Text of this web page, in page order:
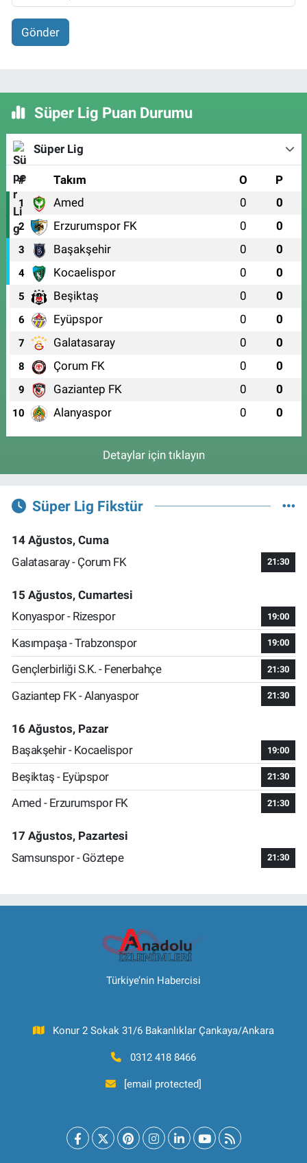
Gönder
Süper Lig Puan Durumu
Süper Lig
# Takım O P
1 Amed 0 0
2 Erzurumspor FK 0 0
3 Başakşehir 0 0
4 Kocaelispor 0 0
5 Beşiktaş 0 0
6 Eyüpspor 0 0
7 Galatasaray 0 0
8 Çorum FK 0 0
9 Gaziantep FK 0 0
10 Alanyaspor 0 0
Detaylar için tıklayın
Süper Lig Fikstür
14 Ağustos, Cuma
Galatasaray - Çorum FK
21:30
15 Ağustos, Cumartesi
Konyaspor - Rizespor
19:00
Kasımpaşa - Trabzonspor 19:00
Gençlerbirliği S.K. - Fenerbahçe 21:30
Gaziantep FK - Alanyaspor 21:30
16 Ağustos, Pazar
Başakşehir - Kocaelispor
19:00
Beşiktaş - Eyüpspor 21:30
Amed - Erzurumspor FK 21:30
17 Ağustos, Pazartesi
Samsunspor - Göztepe
21:30
Türkiye’nin Habercisi
Konur 2 Sokak 31/6 Bakanlıklar Çankaya/Ankara
0312 418 8466
[email protected]